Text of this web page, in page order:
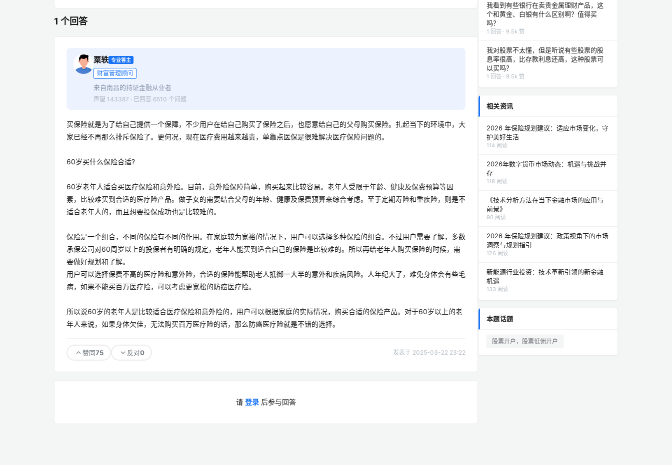
1 个回答
粟轶 专业答主
财富管理顾问
来自南昌的持证金融从业者
声望 143387 · 已回答 6510 个问题
买保险就是为了给自己提供一个保障，不少用户在给自己购买了保险之后，也愿意给自己的父母购买保险。扎起当下的环境中，大
家已经不再那么排斥保险了。更何况，现在医疗费用越来越贵，单靠点医保是很难解决医疗保障问题的。
60岁买什么保险合适?
60岁老年人适合买医疗保险和意外险。目前，意外险保障简单，购买起来比较容易。老年人受限于年龄、健康及保费预算等因
素，比较难买到合适的医疗险产品。做子女的需要结合父母的年龄、健康及保费预算来综合考虑。至于定期寿险和重疾险，则是不
适合老年人的，而且想要投保成功也是比较难的。
保险是一个组合，不同的保险有不同的作用。在家庭较为宽裕的情况下，用户可以选择多种保险的组合。不过用户需要了解，多数
承保公司对60周岁以上的投保者有明确的规定，老年人能买到适合自己的保险是比较难的。所以再给老年人购买保险的时候，需
要做好规划和了解。
用户可以选择保费不高的医疗险和意外险，合适的保险能帮助老人抵御一大半的意外和疾病风险。人年纪大了，难免身体会有些毛
病，如果不能买百万医疗险，可以考虑更宽松的防癌医疗险。
所以说60岁的老年人是比较适合医疗保险和意外险的，用户可以根据家庭的实际情况，购买合适的保险产品。对于60岁以上的老
年人来说，如果身体欠佳，无法购买百万医疗险的话，那么防癌医疗险就是不错的选择。
赞同75 反对0 发表于 2025-03-22 23:22
请 登录 后参与回答
我看到有些银行在卖贵金属理财产品，这
个和黄金、白银有什么区别啊？值得买
吗？
1 回答 · 9.5k 赞
我对股票不太懂，但是听说有些股票的股
息率很高，比存款利息还高，这种股票可
以买吗？
1 回答 · 9.5k 赞
相关资讯
2026 年保险规划建议：适应市场变化，守
护美好生活
114 阅读
2026年数字货币市场动态：机遇与挑战并
存
118 阅读
《技术分析方法在当下金融市场的应用与
前景》
90 阅读
2026 年保险规划建议：政策视角下的市场
洞察与规划指引
126 阅读
新能源行业投资：技术革新引领的新金融
机遇
133 阅读
本题话题
股票开户，股票低佣开户